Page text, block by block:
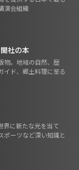
演会組織
社の本
物。地域の自然、歴
イド、郷土料理に至る
界に新たな光を当て
ポーツなど深い知識と